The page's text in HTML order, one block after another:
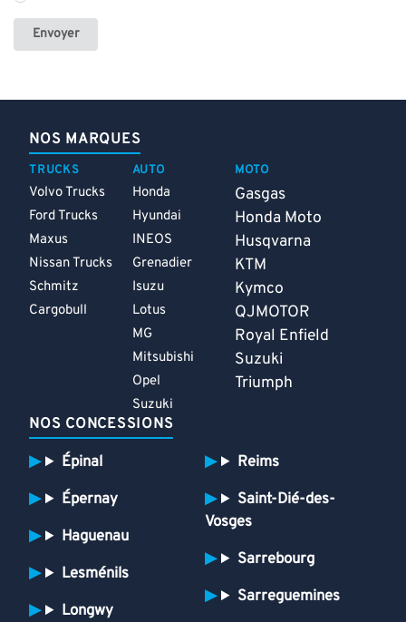
Envoyer
NOS MARQUES
TRUCKS
Volvo Trucks
Ford Trucks
Maxus
Nissan Trucks
Schmitz
Cargobull
AUTO
Honda
Hyundai
INEOS
Grenadier
Isuzu
Lotus
MG
Mitsubishi
Opel
Suzuki
MOTO
Gasgas
Honda Moto
Husqvarna
KTM
Kymco
QJMOTOR
Royal Enfield
Suzuki
Triumph
NOS CONCESSIONS
Épinal
Épernay
Haguenau
Lesménils
Longwy
Reims
Saint-Dié-des-
Vosges
Sarrebourg
Sarreguemines